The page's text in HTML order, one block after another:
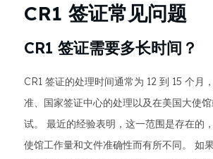
CR1 签证常见问题
CR1 签证需要多长时间？
CR1 签证的处理时间通常为 12 到 15 个月
准、国家签证中心的处理以及在美国大使
试。 最近的经验表明，这一范围是存在的
使馆工作量和文件准确性而有所不同。 如